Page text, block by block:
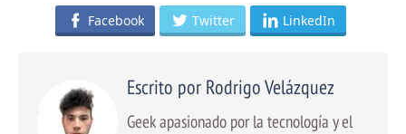
Facebook Twitter LinkedIn
Escrito por Rodrigo Velázquez
Geek apasionado por la tecnología y el